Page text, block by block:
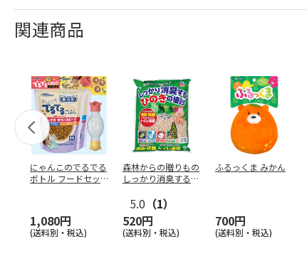
関連商品
にゃんこのでるでる
ボトル フードセッ
1,080円
(送料別・税込)
森林からの贈りもの
しっかり消臭するひ
5.0 （1）
520円
(送料別・税込)
ふるっくま みかん
700円
(送料別・税込)